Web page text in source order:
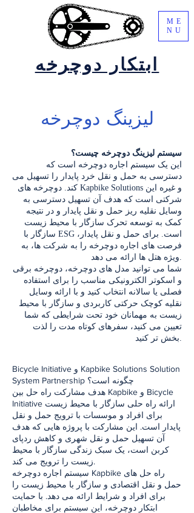
ابتکار دوچرخه
ME
NU
لیزینگ دوچرخه
سیستم لیزینگ دوچرخه چیست؟
این یک سیستم اجاره دوچرخه است که
دسترسی به حمل و نقل خرد پایدار را تسهیل می
کند. دوچرخه های Kapbike Solutions و غیره این
شرکتی است که هدف آن تسهیل دسترسی به
وسایل نقلیه ریز حمل و نقل پایدار و در نتیجه
کمک به توسعه تحرک سازگار با محیط زیست
سازگار با ESG است. برای حمل و نقل پایدار،
فرصت های اجاره دوچرخه را به شرکت ها، به
ویژه هتل ها ارائه می دهد.
شما می توانید مدل های دوچرخه، دوچرخه برقی
و اسکوتر الکترونیکی مناسب را برای استفاده
فصلی یا سالانه انتخاب کنید و با ارائه وسایل
نقلیه کوچک حرکتی کاربردی و سازگار با محیط
زیست به مهمانان خود تحت شرایطی که شما
تعیین می کنید، سفرهای کوتاه مدت را لذت
بخش تر کنید.
Bicycle Initiative و Kapbike Solutions Solution
System Partnership چگونه است؟
هدف مشارکت راه حل بین Kapbike و Bicycle
Initiative ارائه راه حلی سازگار با محیط زیست
برای افراد و موسسات با ترویج حمل و نقل
پایدار است. این مشارکت با پروژه هایی که هدف
آن تسهیل حمل و نقل شهری و کاهش ردپای
کربن است، یک سبک زندگی سازگار با محیط
زیست را ترویج می کند.
سیستم اجاره دوچرخه Kapbike راه حل های
حمل و نقل اقتصادی و سازگار با محیط زیست را
برای افراد و شرایط ارائه می دهد. با حمایت
ابتکار دوچرخه، این سیستم برای مخاطبان